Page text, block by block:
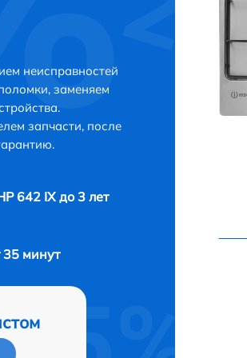
неисправностей
заменяем
запчасти, после
642 IX до 3 лет
35 минут